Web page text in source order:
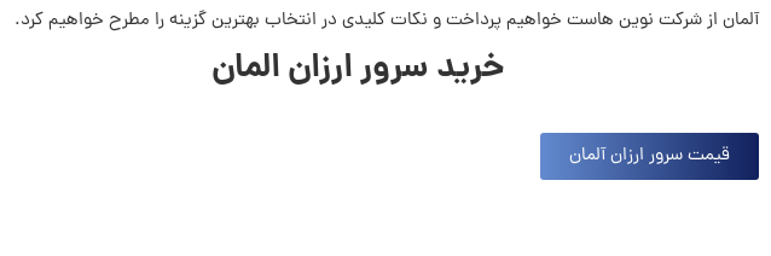
آلمان از شرکت نوین هاست خواهیم پرداخت و نکات کلیدی در انتخاب بهترین گزینه را مطرح خواهیم کرد.
خرید سرور ارزان المان
قیمت سرور ارزان آلمان